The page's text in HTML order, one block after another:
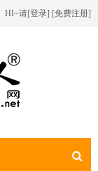
HI~请[登录] [免费注册]